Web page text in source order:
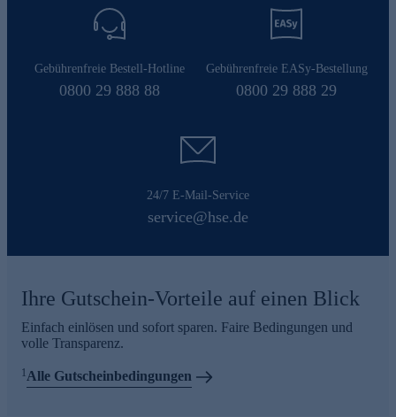
Gebührenfreie Bestell-Hotline
0800 29 888 88
Gebührenfreie EASy-Bestellung
0800 29 888 29
24/7 E-Mail-Service
service@hse.de
Ihre Gutschein-Vorteile auf einen Blick
Einfach einlösen und sofort sparen. Faire Bedingungen und
volle Transparenz.
1Alle Gutscheinbedingungen